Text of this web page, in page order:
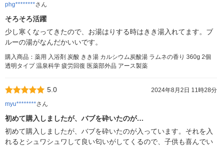
phg********さん
そろそろ活躍
少し寒くなってきたので、お湯はりする時はきき湯入れてます。ブ
ルーの湯がなんだかいいです。
購入商品：薬用 入浴剤 炭酸 きき湯 カルシウム炭酸湯 ラムネの香り 360g 2個
透明タイプ 温泉科学 疲労回復 医薬部外品 アース製薬
5.0
2024年8月2日 11時28分
myu********さん
初めて購入しましたが、バブを砕いたのが…
初めて購入しましたが、バブを砕いたのが入っています。それを入
れるとシュワシュワして良い匂いがしてくるので、子供も喜んでい